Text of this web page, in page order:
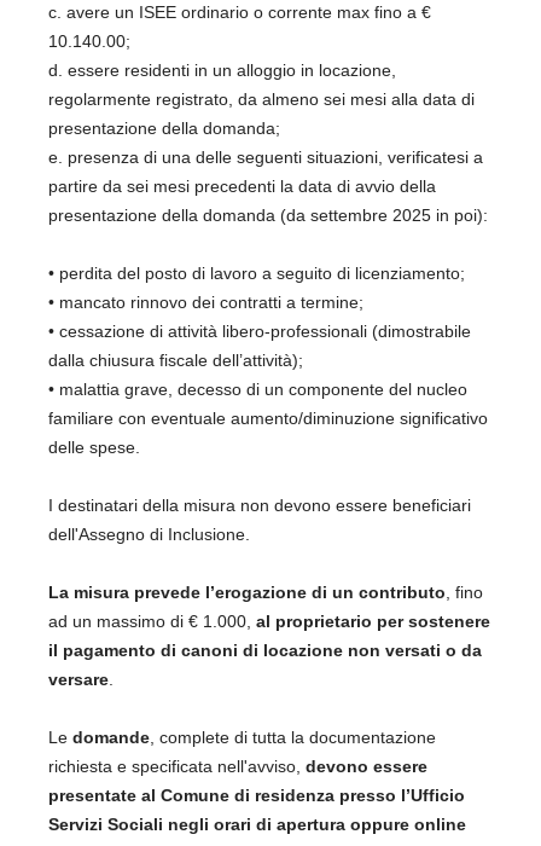
c. avere un ISEE ordinario o corrente max fino a €
10.140.00;
d. essere residenti in un alloggio in locazione,
regolarmente registrato, da almeno sei mesi alla data di
presentazione della domanda;
e. presenza di una delle seguenti situazioni, verificatesi a
partire da sei mesi precedenti la data di avvio della
presentazione della domanda (da settembre 2025 in poi):
• perdita del posto di lavoro a seguito di licenziamento;
• mancato rinnovo dei contratti a termine;
• cessazione di attività libero-professionali (dimostrabile
dalla chiusura fiscale dell’attività);
• malattia grave, decesso di un componente del nucleo
familiare con eventuale aumento/diminuzione significativo
delle spese.
I destinatari della misura non devono essere beneficiari
dell'Assegno di Inclusione.
La misura prevede l’erogazione di un contributo , fino
ad un massimo di € 1.000, al proprietario per sostenere
il pagamento di canoni di locazione non versati o da
versare
Le domande , complete di tutta la documentazione
richiesta e specificata nell'avviso, devono essere
presentate al Comune di residenza presso l’Ufficio
Servizi Sociali negli orari di apertura oppure online